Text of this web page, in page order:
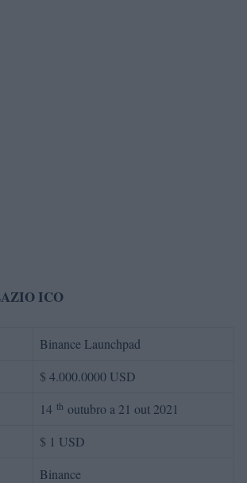
ICO
Binance Launchpad
$ 4.000.0000 USD
14 th outubro a 21 out 2021
$ 1 USD
Binance